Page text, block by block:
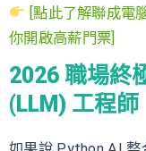
[點此了解聯成電
你開啟高薪門票]
2026 職場終
(LLM) 工程師